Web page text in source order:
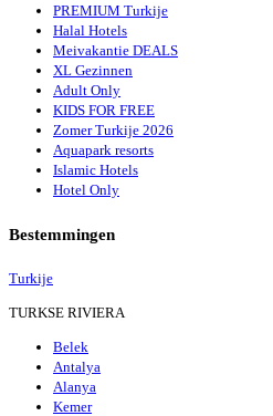
PREMIUM Turkije
Halal Hotels
Meivakantie DEALS
XL Gezinnen
Adult Only
KIDS FOR FREE
Zomer Turkije 2026
Aquapark resorts
Islamic Hotels
Hotel Only
Bestemmingen
Turkije
TURKSE RIVIERA
Belek
Antalya
Alanya
Kemer